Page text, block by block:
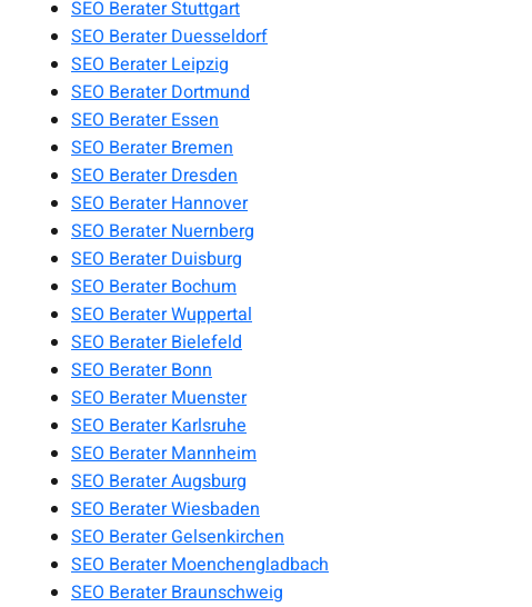
SEO Berater Stuttgart
SEO Berater Duesseldorf
SEO Berater Leipzig
SEO Berater Dortmund
SEO Berater Essen
SEO Berater Bremen
SEO Berater Dresden
SEO Berater Hannover
SEO Berater Nuernberg
SEO Berater Duisburg
SEO Berater Bochum
SEO Berater Wuppertal
SEO Berater Bielefeld
SEO Berater Bonn
SEO Berater Muenster
SEO Berater Karlsruhe
SEO Berater Mannheim
SEO Berater Augsburg
SEO Berater Wiesbaden
SEO Berater Gelsenkirchen
SEO Berater Moenchengladbach
SEO Berater Braunschweig